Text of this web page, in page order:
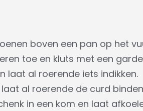
boven een pan op het
toe en kluts met een
laat al roerende iets indikken.
al roerende de curd
in een kom en laat